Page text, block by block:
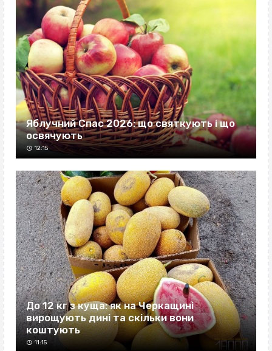
Яблучний Спас 2026: що святкують і що
освячують
12:15
До 12 кг з куща: як на Черкащині
вирощують дині та скільки вони
коштують
11:15